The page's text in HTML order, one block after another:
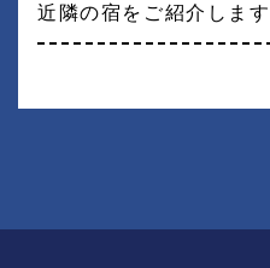
近隣の宿をご紹介します